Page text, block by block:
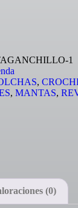
1
,
, MANTAS,
(0)